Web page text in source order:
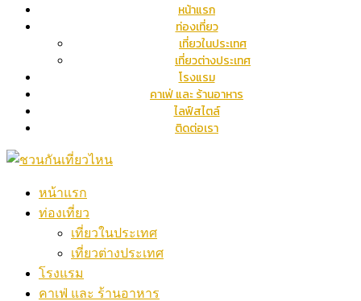
หน้าแรก
ท่องเที่ยว
เที่ยวในประเทศ
เที่ยวต่างประเทศ
โรงแรม
คาเฟ่ และ ร้านอาหาร
ไลฟ์สไตล์
ติดต่อเรา
หน้าแรก
ท่องเที่ยว
เที่ยวในประเทศ
เที่ยวต่างประเทศ
โรงแรม
คาเฟ่ และ ร้านอาหาร